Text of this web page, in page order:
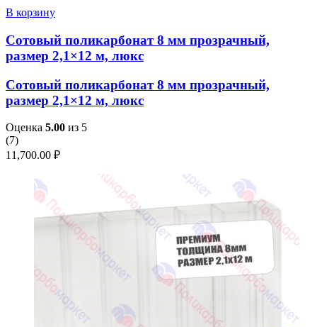
В корзину
Сотовый поликарбонат 8 мм прозрачный,
размер 2,1×12 м, люкс
Сотовый поликарбонат 8 мм прозрачный,
размер 2,1×12 м, люкс
Оценка 5.00 из 5
(7)
11,700.00 ₽